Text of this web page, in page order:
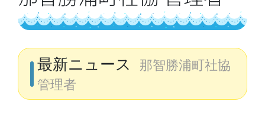
最新ニュース
那智勝浦町社協
管理者